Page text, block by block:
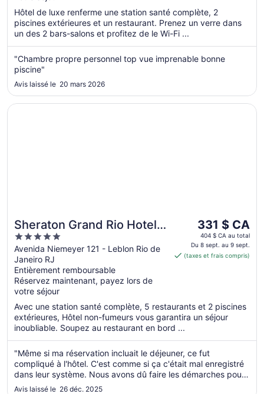
sept.
au 2
Hôtel de luxe renferme une station santé complète, 2
piscines extérieures et un restaurant. Prenez un verre dans
un des 2 bars-salons et profitez de le Wi-Fi ...
"Chambre propre personnel top vue imprenable bonne
piscine"
Avis laissé le 20 mars 2026
Sheraton Grand Rio Hotel &
Resort
5
out
of
5
Avenida Niemeyer 121 - Leblon Rio de
Janeiro RJ
Entièrement remboursable
Réservez maintenant, payez lors de
votre séjour
Le
prix
est
de 331 $ CA
sept.
au 9
331 $ CA
404 $ CA au total
Du 8 sept. au 9 sept.
(taxes et frais compris)
Avec une station santé complète, 5 restaurants et 2 piscines
extérieures, Hôtel non-fumeurs vous garantira un séjour
inoubliable. Soupez au restaurant en bord ...
"Même si ma réservation incluait le déjeuner, ce fut
compliqué à l'hôtel. C'est comme si ça c'était mal enregistré
dans leur système. Nous avons dû faire les démarches pour
que la réservation soit honorée avec deux membres distincts
Avis laissé le 26 déc. 2025
S’ouvre dans une nouvelle fenêtre
Sheraton Grand Rio Hotel & Resort